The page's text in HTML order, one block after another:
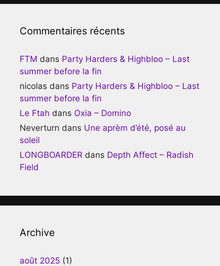
Commentaires récents
FTM dans Party Harders & Highbloo – Last
summer before la fin
nicolas dans Party Harders & Highbloo – Last
summer before la fin
Le Ftah dans Oxia – Domino
Neverturn dans Une aprèm d’été, posé au
soleil
LONGBOARDER dans Depth Affect – Radish
Field
Archive
août 2025 (1)